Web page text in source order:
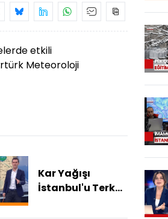
etkili
Meteoroloji
Kar Yağışı
İstanbul'u Terk